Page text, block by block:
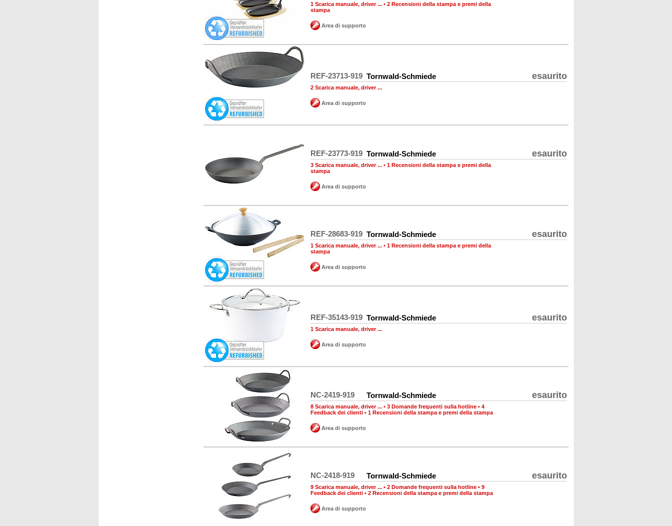
1 Scarica manuale, driver ... • 2 Recensioni della stampa e premi della
stampa
Area di supporto
REF-23713-919 Tornwald-Schmiede esaurito
2 Scarica manuale, driver ...
Area di supporto
REF-23773-919 Tornwald-Schmiede esaurito
3 Scarica manuale, driver ... • 1 Recensioni della stampa e premi della
stampa
Area di supporto
REF-28683-919 Tornwald-Schmiede esaurito
1 Scarica manuale, driver ... • 1 Recensioni della stampa e premi della
stampa
Area di supporto
REF-35143-919 Tornwald-Schmiede esaurito
1 Scarica manuale, driver ...
Area di supporto
NC-2419-919 Tornwald-Schmiede esaurito
8 Scarica manuale, driver ... • 3 Domande frequenti sulla hotline • 4
Feedback dei clienti • 1 Recensioni della stampa e premi della stampa
Area di supporto
NC-2418-919 Tornwald-Schmiede esaurito
9 Scarica manuale, driver ... • 2 Domande frequenti sulla hotline • 9
Feedback dei clienti • 2 Recensioni della stampa e premi della stampa
Area di supporto